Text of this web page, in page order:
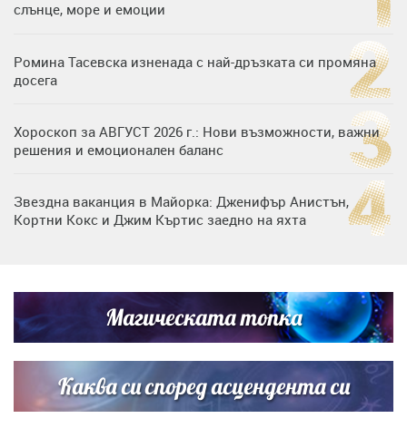
слънце, море и емоции
Ромина Тасевска изненада с най-дръзката си промяна
досега
Хороскоп за АВГУСТ 2026 г.: Нови възможности, важни
решения и емоционален баланс
Звездна ваканция в Майорка: Дженифър Анистън,
Кортни Кокс и Джим Къртис заедно на яхта
си деца на семейна морска приказка
Дъщерята на Тодор Батков вдигна сватба, Стоичков и
Братя Аргирови я изненадаха с песен
Магическата топка
Каква си според асцендента си